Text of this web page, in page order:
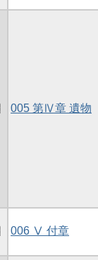
005 第Ⅳ章 遺物
006 Ⅴ 付章